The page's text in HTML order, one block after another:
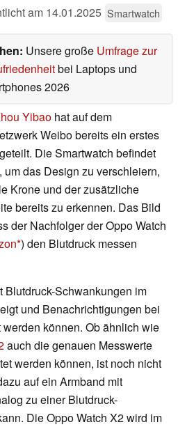
am 14.01.2025 Smartwatch
Unsere große Umfrage zur
bei Laptops und
2026
Yibao hat auf dem
Weibo bereits ein erstes
Die Smartwatch befindet
das Design zu verschleiern,
Krone und der zusätzliche
bereits zu erkennen. Das Bild
der Nachfolger der Oppo Watch
) den Blutdruck messen
Blutdruck-Schwankungen im
und Benachrichtigungen bei
können. Ob ähnlich wie
auch die genauen Messwerte
werden können, ist noch nicht
auf ein Armband mit
zu einer Blutdruck-
Die Oppo Watch X2 wird im